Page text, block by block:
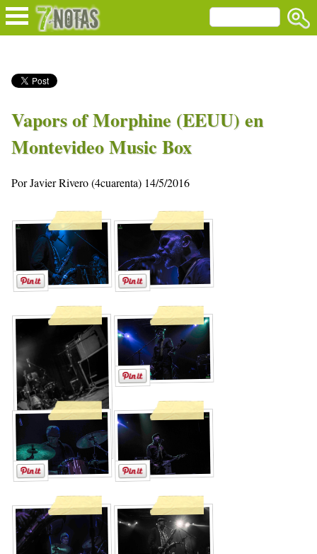
Vapors of Morphine (EEUU) en
Montevideo Music Box
Por Javier Rivero (4cuarenta) 14/5/2016